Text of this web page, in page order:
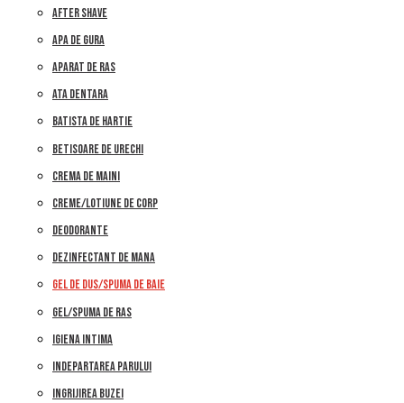
AFTER SHAVE
APA DE GURA
APARAT DE RAS
ATA DENTARA
BATISTA DE HARTIE
BETISOARE DE URECHI
CREMA DE MAINI
CREME/LOTIUNE DE CORP
DEODORANTE
DEZINFECTANT DE MANA
GEL DE DUS/SPUMA DE BAIE
GEL/SPUMA DE RAS
IGIENA INTIMA
INDEPARTAREA PARULUI
INGRIJIREA BUZEI